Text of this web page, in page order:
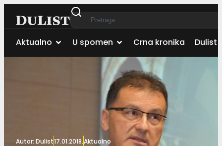
Aktualno U spomen Crna kronika Dulist
Autor: Dulist17.01.2018.Aktualno